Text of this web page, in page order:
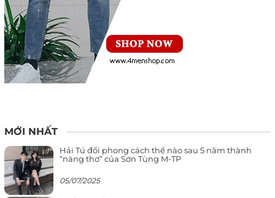
MỚI NHẤT
Hải Tú đổi phong cách thế nào sau 5 năm thành
“nàng thơ” của Sơn Tùng M-TP
05/07/2025